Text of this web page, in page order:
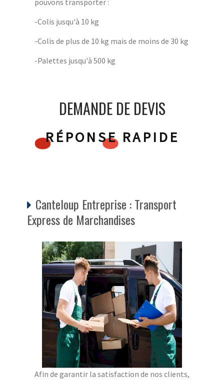
-Colis jusqu'à 10 kg
-Colis de plus de 10 kg mais de moins de 30 kg
-Palettes jusqu'à 500 kg
DEMANDE DE DEVIS
RÉPONSE RAPIDE
Canteloup Entreprise : Transport
Express de Marchandises
Afin de garantir la satisfaction de nos clients,